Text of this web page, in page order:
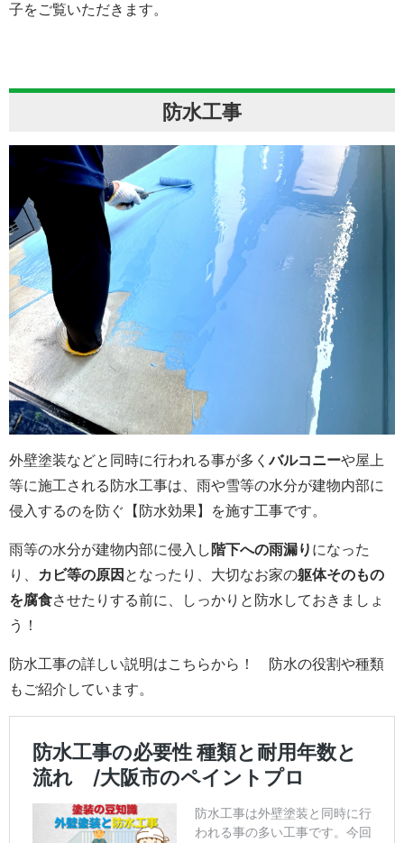
子をご覧いただきます。
防水工事
外壁塗装などと同時に行われる事が多くバルコニーや屋上
等に施工される防水工事は、雨や雪等の水分が建物内部に
侵入するのを防ぐ【防水効果】を施す工事です。
雨等の水分が建物内部に侵入し 階下への雨漏り になった
り、
カビ等の原因 となったり、大切なお家の躯体そのもの
を腐食させたりする前に、しっかりと防水しておきましょ
う！
防水工事の詳しい説明はこちらから！ 防水の役割や種類
もご紹介しています。